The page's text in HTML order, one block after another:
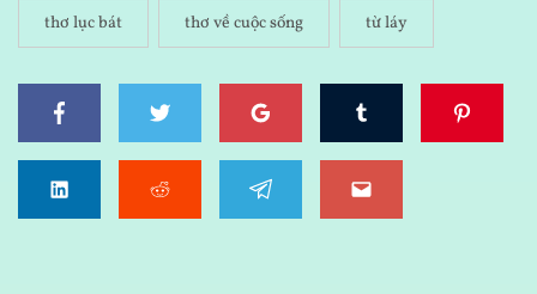
thơ lục bát thơ về cuộc sống từ láy